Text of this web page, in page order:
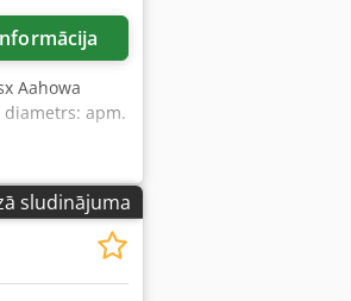
Aahowa
diametrs: apm.
sludinājuma